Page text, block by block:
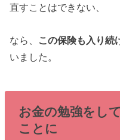
直すことはできない、
なら、 この保険も入り続
いました。
お金の勉強をし
ことに